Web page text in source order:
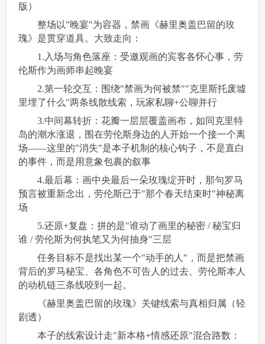
版）
整场以"晚宴"为容器，禁画《赫里奥盖巴留的玫
瑰》是贯穿道具。大致走向：
1.入场与角色落座：受邀观画的宾客各怀心事，劳
伦斯作为画师串起晚宴
2.第一轮交互：围绕"禁画为何被禁""克里斯托废墟
里埋了什么"两条线散线索，玩家私聊+公聊并行
3.中间幕转折：花瓣一层层覆盖画布，如同克里特
岛的潮水涨退，围在劳伦斯身边的人开始一个接一个离
场——这里的"消失"是本子机制的核心钩子，不是直白
的事件，而是用意象包裹的叙事
4.最后幕：画中央最后一朵玫瑰绽开时，那句罗马
预言被重新念出，劳伦斯已于"那个春天结束时"神秘离
场
5.还原+复盘：拼的是"谁动了画里的秘密 / 秘宝归
谁 / 劳伦斯为何执笔又为何抽身"三层
任务目标不是找出某一个"动手的人"，而是把禁画
背后的罗马秘宝、各角色不可告人的过去、劳伦斯本人
的动机链三条线咬到一起。
《赫里奥盖巴留的玫瑰》关键线索与真相归属（轻
剧透）
本子的线索设计走"新本格+情感还原"混合路数：